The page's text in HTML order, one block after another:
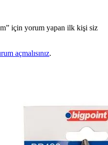
için yorum yapan ilk kişi siz
açmalısınız.